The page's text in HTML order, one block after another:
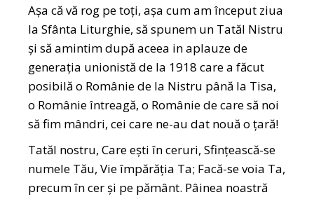
Așa că vă rog pe toți, așa cum am început ziua
la Sfânta Liturghie, să spunem un Tatăl Nistru
și să amintim după aceea in aplauze de
generația unionistă de la 1918 care a făcut
posibilă o Românie de la Nistru până la Tisa,
o Românie întreagă, o Românie de care să noi
să fim mândri, cei care ne-au dat nouă o țară!
Tatăl nostru, Care eşti în ceruri, Sfinţească-se
numele Tău, Vie împărăţia Ta; Facă-se voia Ta,
precum în cer şi pe pământ. Pâinea noastră